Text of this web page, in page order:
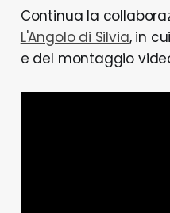
Continua la
L'Angolo di Silvia, in
e del montaggio